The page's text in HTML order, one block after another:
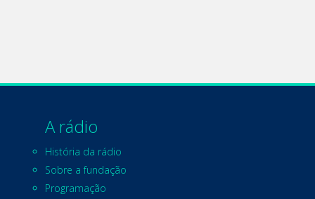
A rádio
História da rádio
Sobre a fundação
Programação